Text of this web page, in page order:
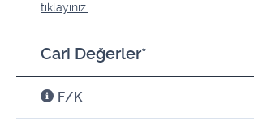
tıklayınız.
Cari Değerler*
F/K